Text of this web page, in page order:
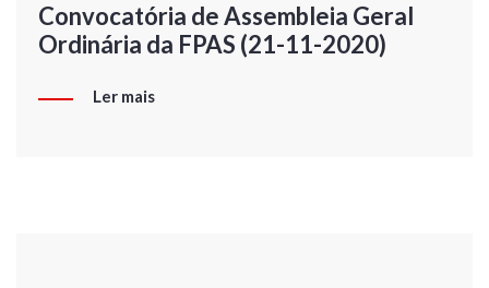
Convocatória de Assembleia Geral
Ordinária da FPAS (21-11-2020)
Ler mais